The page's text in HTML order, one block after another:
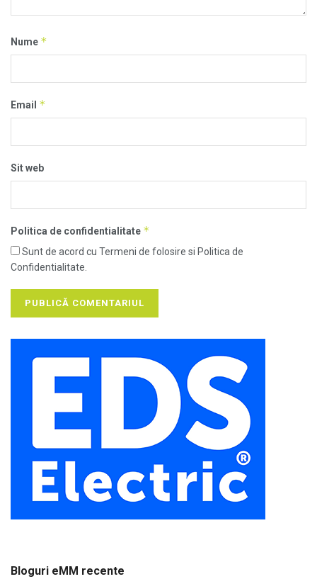
Nume *
Email *
Sit web
Politica de confidentialitate *
Sunt de acord cu Termeni de folosire si Politica de
Confidentialitate.
Bloguri eMM recente